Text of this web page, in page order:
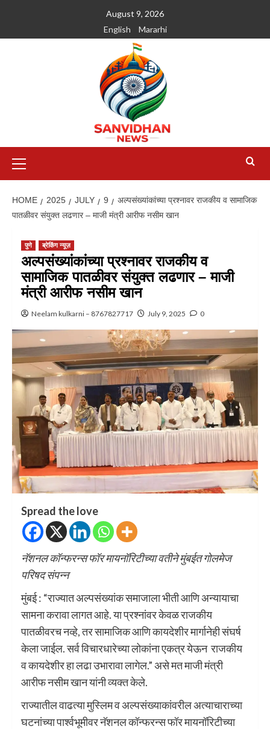
August 9, 2026
English
Mararhi
HOME 2025 JULY 9
अल्पसंख्यांकांच्या प्रश्नावर राजकीय व सामाजिक
पातळीवर संयुक्त लढणार – माजी मंत्री आरीफ नसीम खान
पुणे ब्रेकिंग न्यूज़
अल्पसंख्यांकांच्या प्रश्नावर राजकीय व
सामाजिक पातळीवर संयुक्त लढणार – माजी
मंत्री आरीफ नसीम खान
Neelam kulkarni – 8767827717 July 9, 2025 0
Spread the love
नॅशनल कॉन्फरन्स फॉर मायनॉरिटीच्या वतीने मुंबईत गोलमेज
परिषद संपन्न
मुंबई : “राज्यात अल्पसंख्यांक समाजाला भीती आणि अन्यायाचा
सामना करावा लागत आहे. या प्रश्नांवर केवळ राजकीय
पातळीवरच नव्हे, तर सामाजिक आणि कायदेशीर मार्गानेही संघर्ष
केला जाईल. सर्व विचारधारेच्या लोकांना एकत्र येऊन राजकीय
व कायदेशीर हा लढा उभारावा लागेल.” असे मत माजी मंत्री
आरीफ नसीम खान यांनी व्यक्त केले.
राज्यातील वाढत्या मुस्लिम व अल्पसंख्याकांवरील अत्याचाराच्या
घटनांच्या पार्श्वभूमीवर नॅशनल कॉन्फरन्स फॉर मायनॉरिटीच्या